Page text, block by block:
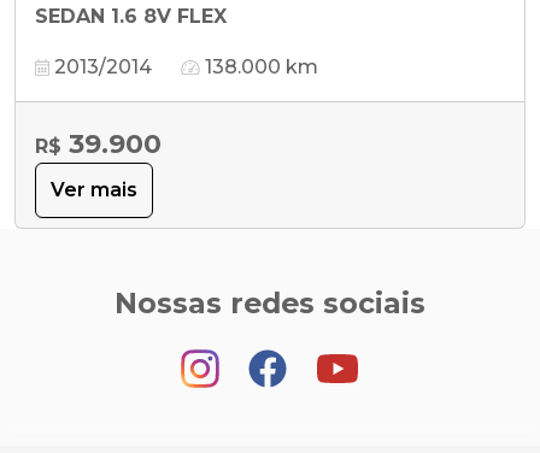
SEDAN 1.6 8V FLEX
2013/2014 138.000 km
R$ 39.900
Ver mais
Nossas redes sociais